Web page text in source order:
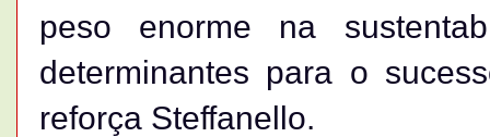
peso enorme na
determinantes para o
reforça Steffanello.